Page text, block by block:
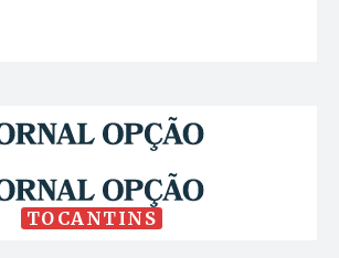
TOCANTINS